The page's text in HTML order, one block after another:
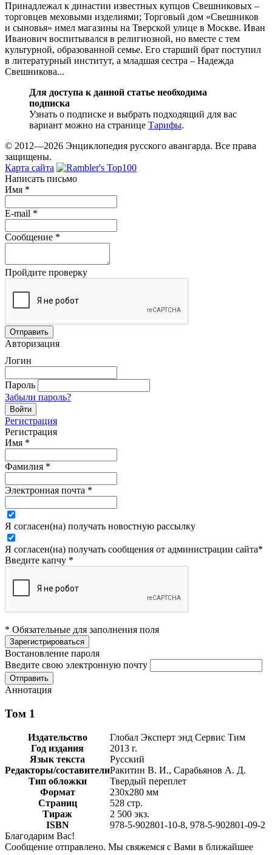
Принадлежал к династии известных купцов Свешниковых –
торговцев меховыми изделиями; Торговый дом «Свешников
и сыновья» имел магазины на Тверской улице в Москве. Иван
Иванович воспитывался в религиозной, но вместе с тем
культурной, образованной семье. Его старший брат поступил
в литературный институт, а младшая сестра – Надежда
Свешникова...
Для доступа к данной статье необходима
подписка
Узнать о подписке и выбрать подходящий для вас
вариант можно на странице Тарифы.
© 2012—2026 Энциклопедия русского авангарда. Все права
защищены.
Карта сайта
Написать письмо
Имя *
E-mail *
Сообщение *
Пройдите проверку
Авторизация
Логин
Пароль
Забыли пароль?
Регистрация
Регистрация
Имя *
Фамилия *
Электронная почта *
Я согласен(на) получать новостную рассылку
Я согласен(на) получать сообщения от администрации сайта*
Введите капчу *
* Обязательные для заполнения поля
Востановление пароля
Введите свою электронную почту
Аннотация
Том 1
Издательство
Глобал Эксперт энд Сервис Тим
Год издания
2013 г.
Язык текста
Русский
Редакторы/составителиРакитин В. И., Сарабьянов А. Д.
Тип обложки
Твердый переплет
Формат
230х280 мм
Страниц
528 стр.
Тираж
2 500 экз.
ISBN
978-5-902801-10-8, 978-5-902801-09-2
Благодарим Вас!
Сообщение отправлено. Мы свяжемся с Вами в ближайшее